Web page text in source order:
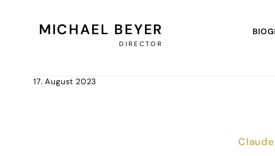
MICHAEL BEYER
DIRECTOR
17. August 2023